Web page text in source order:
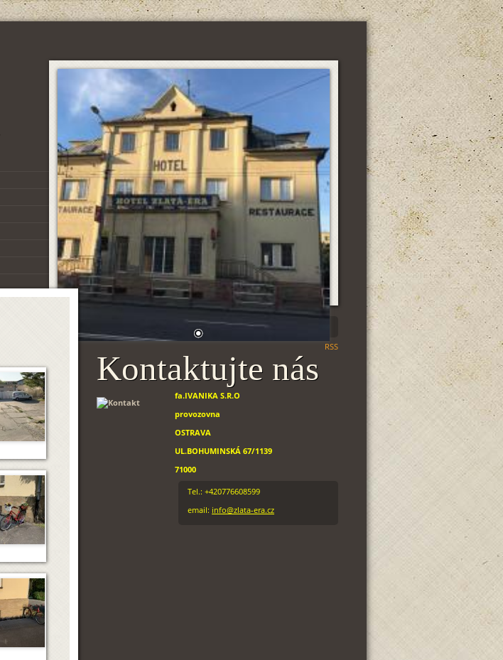
RSS
Kontaktujte nás
fa.IVANIKA S.R.O
provozovna
OSTRAVA
UL.BOHUMINSKÁ 67/1139
71000
Tel.: +420776608599
email: info@zlata-era.cz